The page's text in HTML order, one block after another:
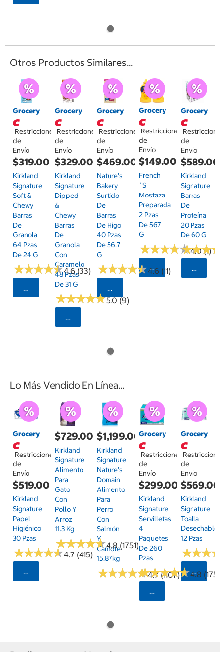
Otros Productos Similares...
Grocery
Restricciones
de
Envío
$319.00
Kirkland
Signature
Soft &
Chewy
Barras
De
Granola
64 Pzas
De 24 G
★★★★★
★★★★★4.6 (33)
Seleccionar Código Postal
Grocery
Restricciones
de
Envío
$329.00
Kirkland
Signature
Dipped
&
Chewy
Barras
De
Granola
Con
Caramelo
48 Pzas
De 31 G
★★★★★
★★★★★5.0 (9)
Seleccionar Código Postal
Grocery
Restricciones
de
Envío
$469.00
Nature's
Bakery
Surtido
De
Barras
De Higo
40 Pzas
De 56.7
G
★★★★★
★★★★★4.6 (11)
Seleccionar Código Postal
Grocery
Restricciones
de
Envío
$149.00
French
´s
Mostaza
Preparada
2 Pzas
De 567
G
★★★★★
★★★★★4.0 (1)
Seleccionar
Grocery
de
Envío
$589.00
Kirkland
Signature
Barras
De
Proteína
20 Pzas
De 60 G
★★★
★★★
Lo Más Vendido En Línea...
Grocery
Restricciones
de
Envío
$519.00
Kirkland
Signature
Papel
Higiénico
30 Pzas
★★★★★
★★★★★4.7 (415)
Seleccionar Código Postal
$729.00
Kirkland
Signature
Alimento
Para
Gato
Con
Pollo Y
Arroz
11.3 Kg
★★★★★
★★★★★4.8 (1751)
$1,199.00
Kirkland
Signature
Nature's
Domain
Alimento
Para
Perro
Con
Salmón
Y
Camote
15.87kg
★★★★★
★★★★★4.7 (1107)
Grocery
Restricciones
de
Envío
$299.00
Kirkland
Signature
Servilletas
4
Paquetes
De 260
Pzas
★★★★★
★★★★★4.8 (175)
Seleccionar
Grocery
de
Envío
$569.00
Kirkland
Signature
Toalla
Desechable
12 Pzas
★★★
★★★